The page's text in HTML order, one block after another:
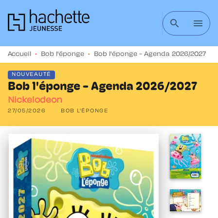
MENU RECHERCHE CONTENU
search menu
Accueil • Bob l'éponge • Bob l'éponge - Agenda 2026/2027
NOUVEAUTÉ
Bob l'éponge - Agenda 2026/2027
Nickelodeon
27/05/2026 BOB L'ÉPONGE